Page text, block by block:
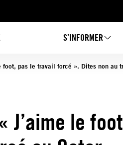
S’INFORMER
foot, pas le travail forcé ». Dites non au
J’aime le